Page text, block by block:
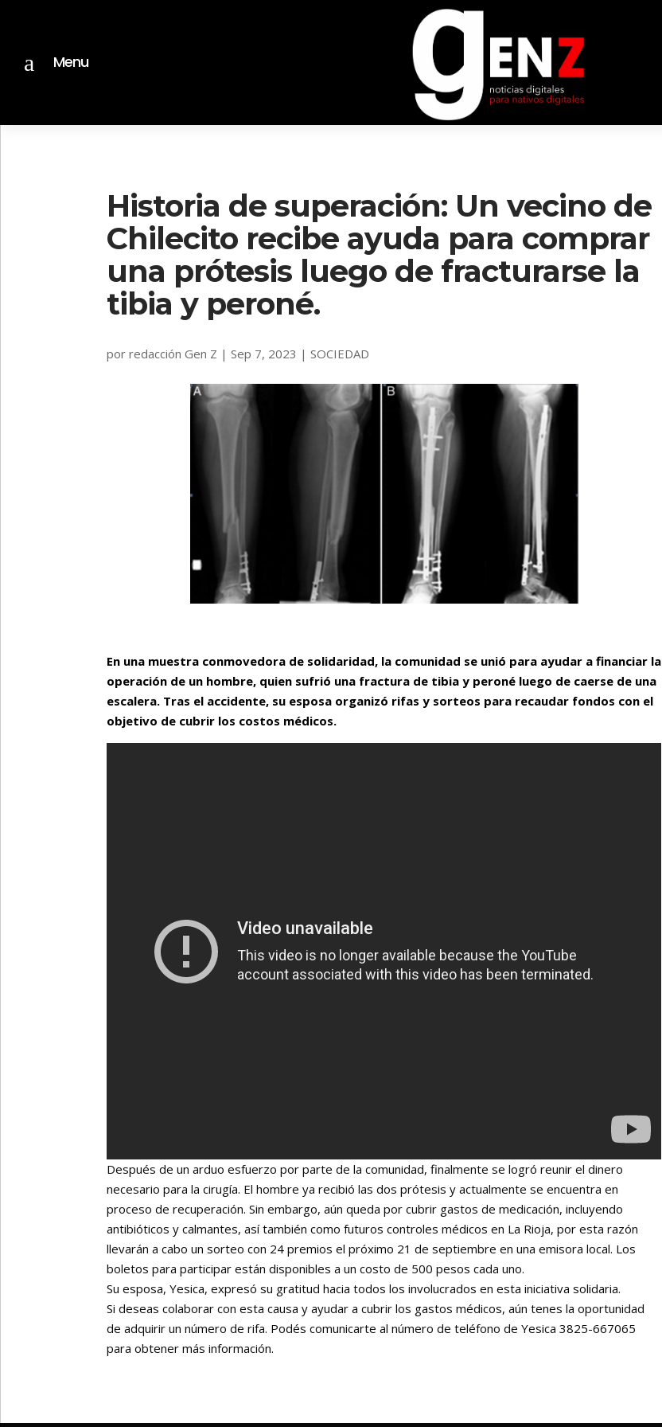
a Menu
Historia de superación: Un vecino de
Chilecito recibe ayuda para comprar
una prótesis luego de fracturarse la
tibia y peroné.
porredacción Gen Z |Sep 7, 2023 |SOCIEDAD
En una muestra conmovedora de solidaridad, la comunidad se unió para ayudar a financiar la
operación de un hombre, quien sufrió una fractura de tibia y peroné luego de caerse de una
escalera. Tras el accidente, su esposa organizó rifas y sorteos para recaudar fondos con el
objetivo de cubrir los costos médicos.
Después de un arduo esfuerzo por parte de la comunidad, finalmente se logró reunir el dinero
necesario para la cirugía. El hombre ya recibió las dos prótesis y actualmente se encuentra en
proceso de recuperación. Sin embargo, aún queda por cubrir gastos de medicación, incluyendo
antibióticos y calmantes, así también como futuros controles médicos en La Rioja, por esta razón
llevarán a cabo un sorteo con 24 premios el próximo 21 de septiembre en una emisora local. Los
boletos para participar están disponibles a un costo de 500 pesos cada uno.
Su esposa, Yesica, expresó su gratitud hacia todos los involucrados en esta iniciativa solidaria.
Si deseas colaborar con esta causa y ayudar a cubrir los gastos médicos, aún tenes la oportunidad
de adquirir un número de rifa. Podés comunicarte al número de teléfono de Yesica 3825-667065
para obtener más información.